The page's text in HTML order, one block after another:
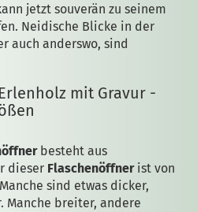
jetzt souverän zu seinem
Neidische Blicke in der
auch anderswo, sind
mit Gravur -
besteht aus
dieser Flaschenöffner ist von
sind etwas dicker,
Manche breiter, andere